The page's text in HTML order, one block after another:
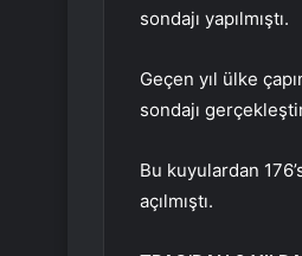
sondajı yapılmıştı.
Geçen yıl ülke
sondajı
Bu kuyulardan
açılmıştı.